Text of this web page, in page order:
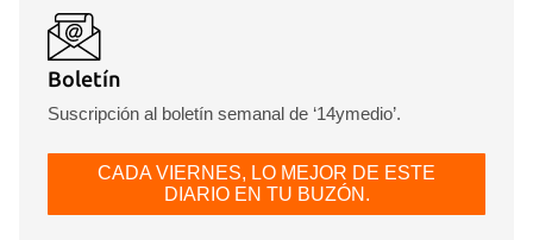
Boletín
Suscripción al boletín semanal de ‘14ymedio’.
CADA VIERNES, LO MEJOR DE ESTE
DIARIO EN TU BUZÓN.